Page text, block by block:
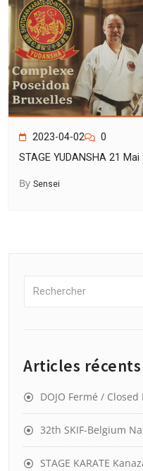
2023-04-02
0
STAGE YUDANSHA 21
By Sensei
Articles récents
DOJO Fermé /
32th SKIF-Belgium
STAGE KARATE